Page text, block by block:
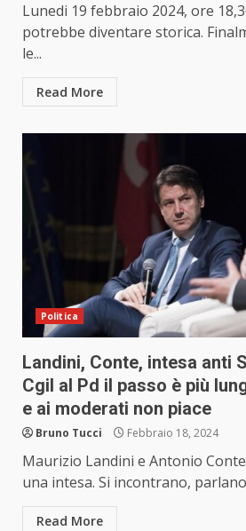
Lunedi 19 febbraio 2024, ore
potrebbe diventare storica.
le...
Read More
Politica
Landini, Conte, intesa anti
Cgil al Pd il passo è più
e ai moderati non piace
Bruno Tucci Febbraio 18, 2024
Maurizio Landini e Antonio
una intesa. Si incontrano,
Read More